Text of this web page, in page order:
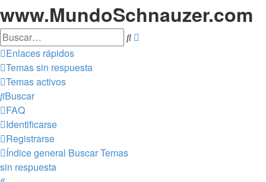
www.MundoSchnauzer.com
Buscar
Enlaces rápidos
Temas sin respuesta
Temas activos
Buscar
FAQ
Identificarse
Registrarse
Índice general BuscarTemas
sin respuesta